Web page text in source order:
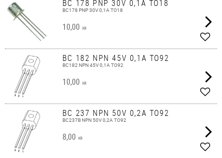
BC 178 PNP 30V 0,1A TO18
BC178 PNP 30V 0,1A TO18
10,00 KR
BC 182 NPN 45V 0,1A TO92
BC182 NPN 45V 0,1A TO92
10,00 KR
BC 237 NPN 50V 0,2A TO92
BC237B NPN 50V 0,2A TO92
8,00 KR